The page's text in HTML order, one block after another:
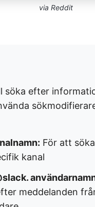
via Reddit
söka efter
För att
kanal
meddelanden